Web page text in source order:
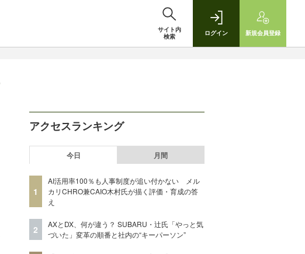
サイト内
検索
ログイン 新規会員登録
アクセスランキング
今日 月間
1
AI活用率100％も人事制度が追い付かない メル
カリCHRO兼CAIO木村氏が描く評価・育成の答
え
2
AXとDX、何が違う？ SUBARU・辻氏「やっと気
づいた」変革の順番と社内の“キーパーソン”